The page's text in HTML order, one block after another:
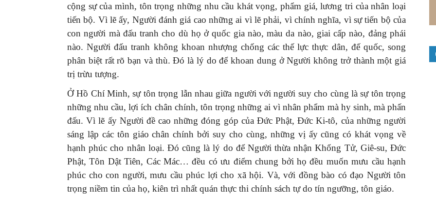
cộng sự của mình, tôn trọng những nhu cầu khát vọng, phẩm giá, lương tri của nhân loại
tiến bộ. Vì lẽ ấy, Người đánh giá cao những ai vì lẽ phải, vì chính nghĩa, vì sự tiến bộ của
con người mà đấu tranh cho dù họ ở quốc gia nào, màu da nào, giai cấp nào, đảng phái
nào. Người đấu tranh không khoan nhượng chống các thế lực thực dân, đế quốc, song
phân biệt rất rõ bạn và thù. Đó là lý do để khoan dung ở Người không trở thành một giá
trị trừu tượng.
Ở Hồ Chí Minh, sự tôn trọng lẫn nhau giữa người với người suy cho cùng là sự tôn trọng
những nhu cầu, lợi ích chân chính, tôn trọng những ai vì nhân phẩm mà hy sinh, mà phấn
đấu. Vì lẽ ấy Người đề cao những đóng góp của Đức Phật, Đức Ki-tô, của những người
sáng lập các tôn giáo chân chính bởi suy cho cùng, những vị ấy cũng có khát vọng về
hạnh phúc cho nhân loại. Đó cũng là lý do để Người thừa nhận Khổng Tử, Giê-su, Đức
Phật, Tôn Dật Tiên, Các Mác… đều có ưu điểm chung bởi họ đều muốn mưu cầu hạnh
phúc cho con người, mưu cầu phúc lợi cho xã hội. Và, với đồng bào có đạo Người tôn
trọng niềm tin của họ, kiên trì nhất quán thực thi chính sách tự do tín ngưỡng, tôn giáo.
GIỚI THIỆU SÁCH
Cuốn sách “Tuyệt đối trung thành